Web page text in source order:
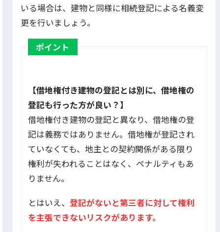
いる場合は、建物と同様に相続登記による名義変
更を行いましょう。
ポイント
【借地権付き建物の登記とは別に、借地権の
登記も行った方が良い？】
借地権付き建物の登記と異なり、借地権の登
記は義務ではありません。借地権が登記され
ていなくても、地主との契約関係がある限り
権利が失われることはなく、ペナルティもあ
りません。
とはいえ、 登記がないと第三者に対して権利
を主張できないリスクがあります。